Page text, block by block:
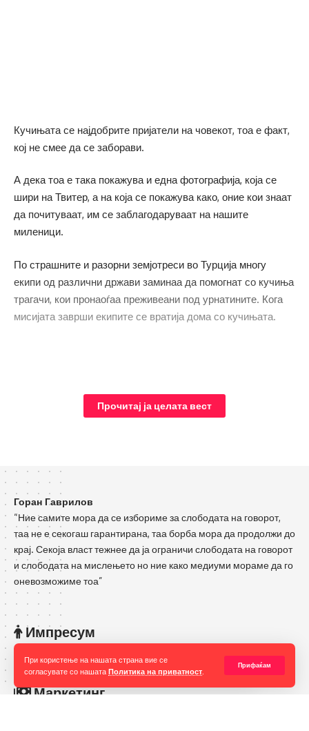
При користење на нашата страна вие се
согласувате со нашата Политика на приватност
Прифаќам
Кучињата се најдобрите пријатели на човекот, тоа е факт,
кој не смее да се заборави.
А дека тоа е така покажува и една фотографија, која се
шири на Твитер, а на која се покажува како, оние кои знаат
да почитуваат, им се заблагодаруваат на нашите
миленици.
По страшните и разорни земјотреси во Турција многу
екипи од различни држави заминаа да помогнат со кучиња
трагачи, кои пронаоѓаа преживеани под урнатините. Кога
мисијата заврши екипите се вратија дома со кучињата.
Но, во знак на благодарност за несебичната помош
авиокомпанијата „Turkish Airlines“ не дозволи кучињата да
се возат кон дома кај багажот, туку достоинствено ги
испрати дома.
Прочитај ја целата вест
Горан Гаврилов
“Ние самите мора да се избориме за слободата на говорот,
таа не е секогаш гарантирана, таа борба мора да продолжи до
крај. Секоја власт тежнее да ја ограничи слободата на говорот
и слободата на мислењето но ние како медиуми мораме да го
оневозможиме тоа”
Импресум
Контакт
Маркетинг